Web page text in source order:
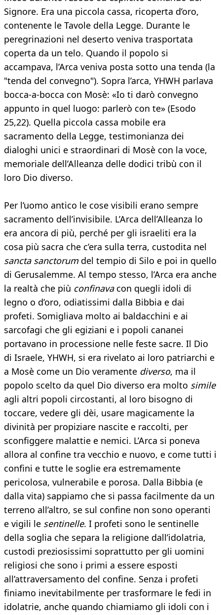
Signore. Era una piccola cassa, ricoperta d’oro,
contenente le Tavole della Legge. Durante le
peregrinazioni nel deserto veniva trasportata
coperta da un telo. Quando il popolo si
accampava, l’Arca veniva posta sotto una tenda (la
"tenda del convegno"). Sopra l’arca, YHWH parlava
bocca-a-bocca con Mosè: «Io ti darò convegno
appunto in quel luogo: parlerò con te» (Esodo
25,22). Quella piccola cassa mobile era
sacramento della Legge, testimonianza dei
dialoghi unici e straordinari di Mosè con la voce,
memoriale dell’Alleanza delle dodici tribù con il
loro Dio diverso.
Per l’uomo antico le cose visibili erano sempre
sacramento dell’invisibile. L’Arca dell’Alleanza lo
era ancora di più, perché per gli israeliti era la
cosa più sacra che c’era sulla terra, custodita nel
sancta sanctorumdel tempio di Silo e poi in quello
di Gerusalemme. Al tempo stesso, l’Arca era anche
la realtà che più confinavacon quegli idoli di
legno o d’oro, odiatissimi dalla Bibbia e dai
profeti. Somigliava molto ai baldacchini e ai
sarcofagi che gli egiziani e i popoli cananei
portavano in processione nelle feste sacre. Il Dio
di Israele, YHWH, si era rivelato ai loro patriarchi e
a Mosè come un Dio veramente diverso, ma il
popolo scelto da quel Dio diverso era molto simile
agli altri popoli circostanti, al loro bisogno di
toccare, vedere gli dèi, usare magicamente la
divinità per propiziare nascite e raccolti, per
sconfiggere malattie e nemici. L’Arca si poneva
allora al confine tra vecchio e nuovo, e come tutti i
confini e tutte le soglie era estremamente
pericolosa, vulnerabile e porosa. Dalla Bibbia (e
dalla vita) sappiamo che si passa facilmente da un
terreno all’altro, se sul confine non sono operanti
e vigili le sentinelle. I profeti sono le sentinelle
della soglia che separa la religione dall’idolatria,
custodi preziosissimi soprattutto per gli uomini
religiosi che sono i primi a essere esposti
all’attraversamento del confine. Senza i profeti
finiamo inevitabilmente per trasformare le fedi in
idolatrie, anche quando chiamiamo gli idoli con i